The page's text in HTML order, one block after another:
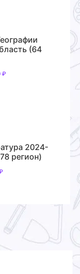
(64
₽
2024-
регион)